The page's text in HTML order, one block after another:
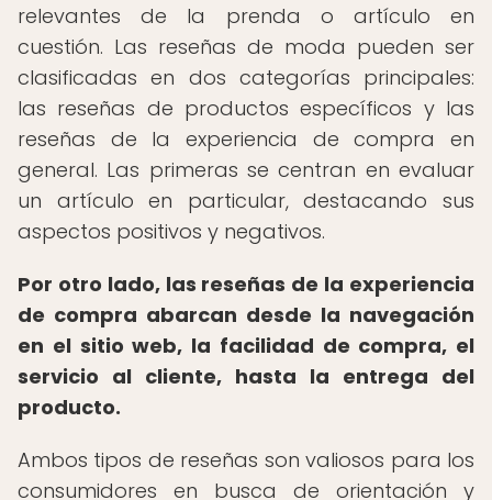
relevantes de la prenda o artículo en
cuestión. Las reseñas de moda pueden ser
clasificadas en dos categorías principales:
las reseñas de productos específicos y las
reseñas de la experiencia de compra en
general. Las primeras se centran en evaluar
un artículo en particular, destacando sus
aspectos positivos y negativos.
Por otro lado, las reseñas de la experiencia
de compra abarcan desde la navegación
en el sitio web, la facilidad de compra, el
servicio al cliente, hasta la entrega del
producto.
Ambos tipos de reseñas son valiosos para los
consumidores en busca de orientación y